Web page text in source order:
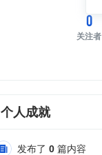
0
关注者
个人成就
发布了 0 篇内容